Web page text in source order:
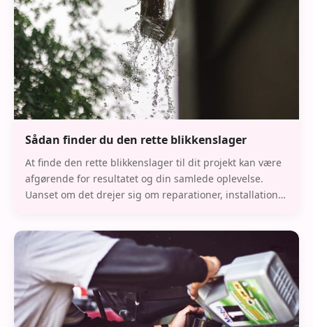
Sådan finder du den rette blikkenslager
At finde den rette blikkenslager til dit projekt kan være
afgørende for resultatet og din samlede oplevelse.
Uanset om det drejer sig om reparationer, installationer